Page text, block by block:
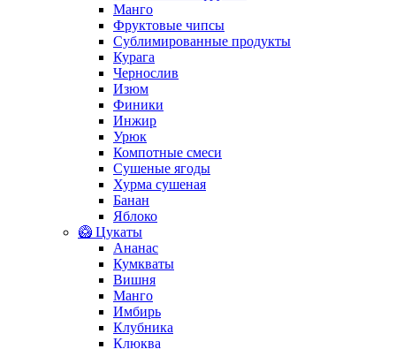
Манго
Фруктовые чипсы
Сублимированные продукты
Курага
Чернослив
Изюм
Финики
Инжир
Урюк
Компотные смеси
Сушеные ягоды
Хурма сушеная
Банан
Яблоко
🥝 Цукаты
Ананас
Кумкваты
Вишня
Манго
Имбирь
Клубника
Клюква